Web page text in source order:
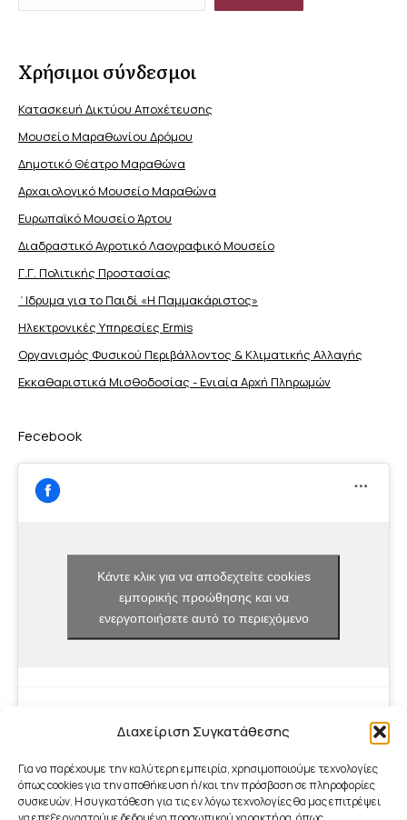
Διαχείριση Συγκατάθεσης
Για να παρέχουμε την καλύτερη εμπειρία, χρησιμοποιούμε τεχνολογίες
όπως cookies για την αποθήκευση ή/και την πρόσβαση σε πληροφορίες
συσκευών. Η συγκατάθεση για τις εν λόγω τεχνολογίες θα μας επιτρέψει
Χρήσιμοι σύνδεσμοι
Κατασκευή Δικτύου Αποχέτευσης
Μουσείο Μαραθωνίου Δρόμου
Δημοτικό Θέατρο Μαραθώνα
Αρχαιολογικό Μουσείο Μαραθώνα
Ευρωπαϊκό Μουσείο Άρτου
Διαδραστικό Αγροτικό Λαογραφικό Μουσείο
Γ.Γ. Πολιτικής Προστασίας
΄Ιδρυμα για το Παιδί «Η Παμμακάριστος»
Ηλεκτρονικές Υπηρεσίες Ermis
Οργανισμός Φυσικού Περιβάλλοντος & Κλιματικής Aλλαγής
Εκκαθαριστικά Μισθοδοσίας - Ενιαία Αρχή Πληρωμών
Fecebook
Κάντε κλικ για να αποδεχτείτε cookies
εμπορικής προώθησης και να
ενεργοποιήσετε αυτό το περιεχόμενο